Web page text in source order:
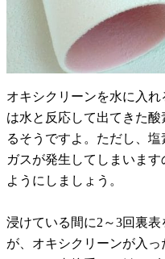
オキシクリーンを水に入
は水と反応して出てきた
るそうですよ。ただし、
ガスが発生してしまいま
ようにしましょう。
浸けている間に2～3回裏表
が、オキシクリーンが入